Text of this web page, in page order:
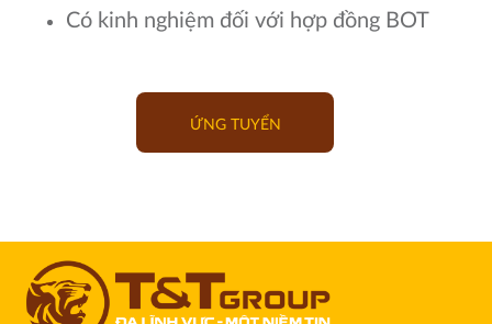
Có kinh nghiệm đối với hợp đồng BOT
ỨNG TUYỂN